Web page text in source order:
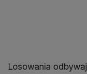
Losowania